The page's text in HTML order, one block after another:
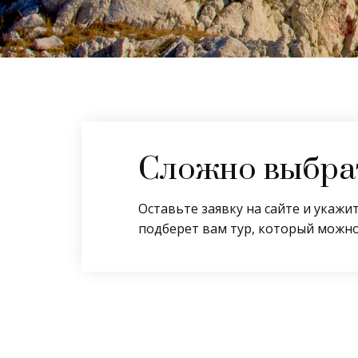
Сложно
Оставьте заявку на сайте и
подберет вам тур, который